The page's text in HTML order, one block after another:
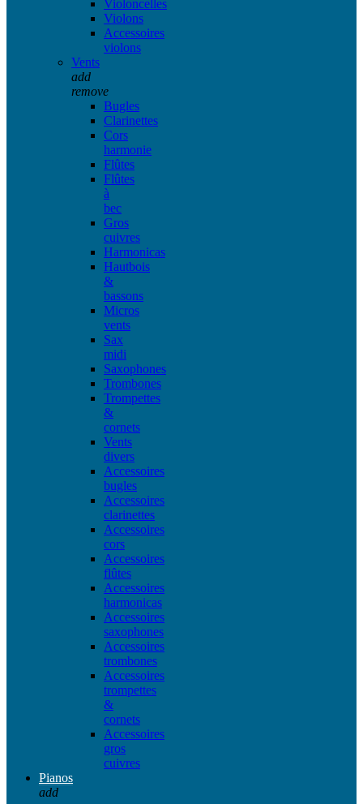
Violoncelles
Violons
Accessoires
violons
Vents
add
remove
Bugles
Clarinettes
Cors
harmonie
Flûtes
Flûtes
à
bec
Gros
cuivres
Harmonicas
Hautbois
&
bassons
Micros
vents
Sax
midi
Saxophones
Trombones
Trompettes
&
cornets
Vents
divers
Accessoires
bugles
Accessoires
clarinettes
Accessoires
cors
Accessoires
flûtes
Accessoires
harmonicas
Accessoires
saxophones
Accessoires
trombones
Accessoires
trompettes
&
cornets
Accessoires
gros
cuivres
Pianos
add